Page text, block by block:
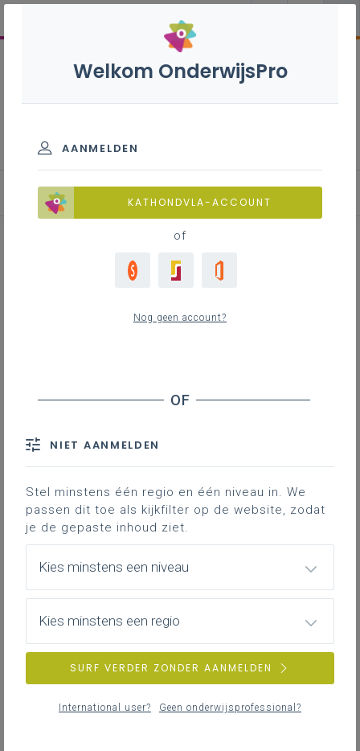
Wat de meerwaarde kan zijn van een groter bestuur
professionaliteit
opdrachten van de IDPBW
georganiseerde en functionerende
interne dienst preventie en
bescherming op het werk (IDPBW)
hebben. Een heel aantal besturen,
echter niet gemakkelijk om zich
volledig in regel te stellen met de
verplichtingen op het gebied van
preventie en bescherming op het
werk. De context van een groter
bestuur kan voor hen een
Welkom OnderwijsPro
AANMELDEN
KATHONDVLA-ACCOUNT
of
Nog geen account?
NIET AANMELDEN
Stel minstens één regio en één niveau in. We
passen dit toe als kijkfilter op de website, zodat
je de gepaste inhoud ziet.
Kies minstens een niveau
Kies minstens een regio
SURF VERDER ZONDER AANMELDEN
International user? Geen onderwijsprofessional?